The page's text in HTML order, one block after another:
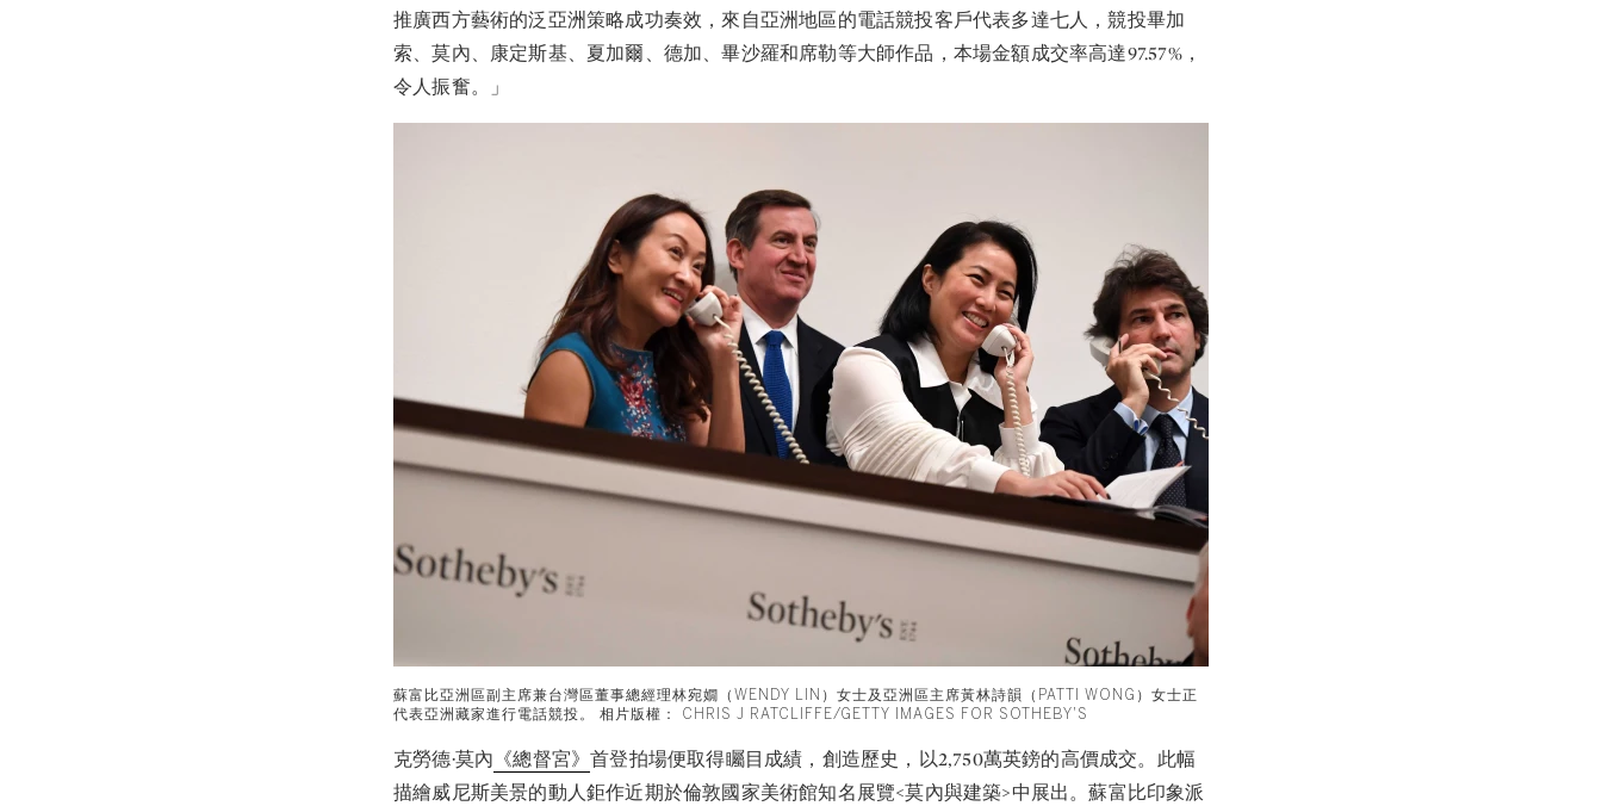
推廣西方藝術的泛亞洲策略成功奏效，來自亞洲地區的電話競投客戶代表多達七人，競投畢加
索、莫內、康定斯基、夏加爾、德加、畢沙羅和席勒等大師作品，本場金額成交率高達97.57%，
令人振奮。」
蘇富比亞洲區副主席兼台灣區董事總經理林宛嫺（WENDY LIN）女士及亞洲區主席黃林詩韻（PATTI WONG）女士正
代表亞洲藏家進行電話競投。 相片版權： CHRIS J RATCLIFFE/GETTY IMAGES FOR SOTHEBY'S
克勞德·莫內 《總督宮》首登拍場便取得矚目成績，創造歷史，以2,750萬英鎊的高價成交。此幅
描繪威尼斯美景的動人鉅作近期於倫敦國家美術館知名展覽<莫內與建築>中展出。蘇富比印象派